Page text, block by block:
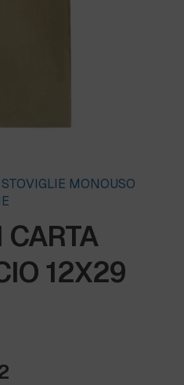
MONOUSO
CARTA
12X29